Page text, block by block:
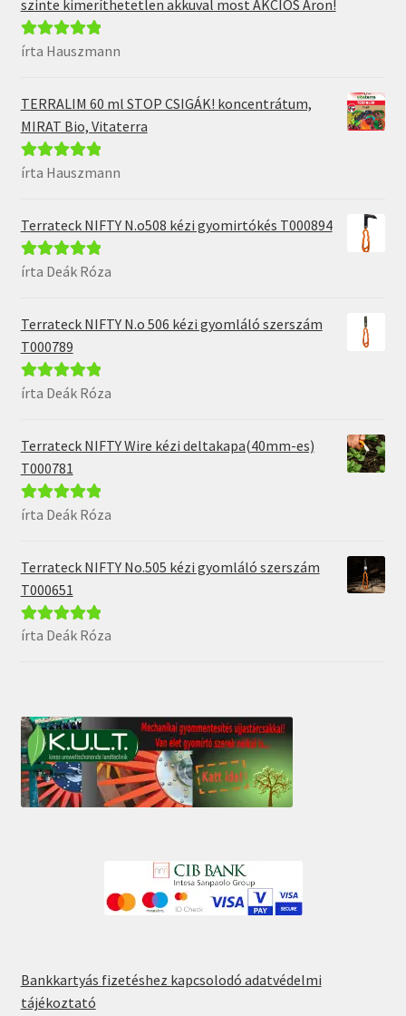
szinte kimeríthetetlen akkuval most AKCIÓS Áron!
Értékelés:5/
írta Hauszmann
TERRALIM 60 ml STOP CSIGÁK! koncentrátum,
MIRAT Bio, Vitaterra
Értékelés:5/
írta Hauszmann
Terrateck NIFTY N.o508 kézi gyomirtókés T000894
Értékelés: 5/
írta Deák Róza
Terrateck NIFTY N.o 506 kézi gyomláló szerszám
T000789
Értékelés: 5/
írta Deák Róza
Terrateck NIFTY Wire kézi deltakapa(40mm-es)
T000781
Értékelés: 5/
írta Deák Róza
Terrateck NIFTY No.505 kézi gyomláló szerszám
T000651
Értékelés: 5/
írta Deák Róza
Bankkartyás fizetéshez kapcsolodó adatvédelmi
tájékoztató